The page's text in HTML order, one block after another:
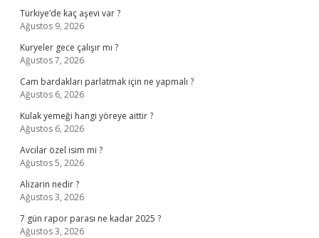
Türkiye’de kaç aşevi var ?
Ağustos 9, 2026
Kuryeler gece çalışır mı ?
Ağustos 7, 2026
Cam bardakları parlatmak için ne yapmalı ?
Ağustos 6, 2026
Kulak yemeği hangi yöreye aittir ?
Ağustos 6, 2026
Avcılar özel isim mi ?
Ağustos 5, 2026
Alizarin nedir ?
Ağustos 3, 2026
7 gün rapor parası ne kadar 2025 ?
Ağustos 3, 2026